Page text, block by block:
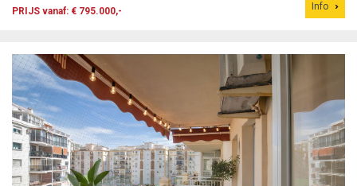
PRIJS vanaf: € 795.000,- Info